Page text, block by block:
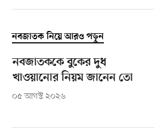
নবজাতক নিয়ে আরও পড়ুন
নবজাতককে বুকের দুধ
খাওয়ানোর নিয়ম জানেন তো
০৫ আগস্ট ২০২৬